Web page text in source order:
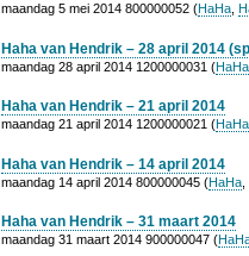
maandag 5 mei 2014 800000052 (HaHa
Haha van Hendrik – 28 april 2014
maandag 28 april 2014 1200000031 (HaHa
Haha van Hendrik – 21 april 2014
maandag 21 april 2014 1200000021 (HaHa
Haha van Hendrik – 14 april 2014
maandag 14 april 2014 800000045 (HaHa
Haha van Hendrik – 31 maart 2014
maandag 31 maart 2014 900000047 (